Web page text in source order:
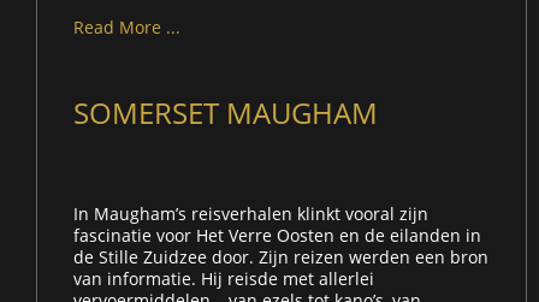
Read More ...
SOMERSET MAUGHAM
In Maugham’s reisverhalen klinkt vooral zijn
fascinatie voor Het Verre Oosten en de eilanden in
de Stille Zuidzee door. Zijn reizen werden een bron
van informatie. Hij reisde met allerlei